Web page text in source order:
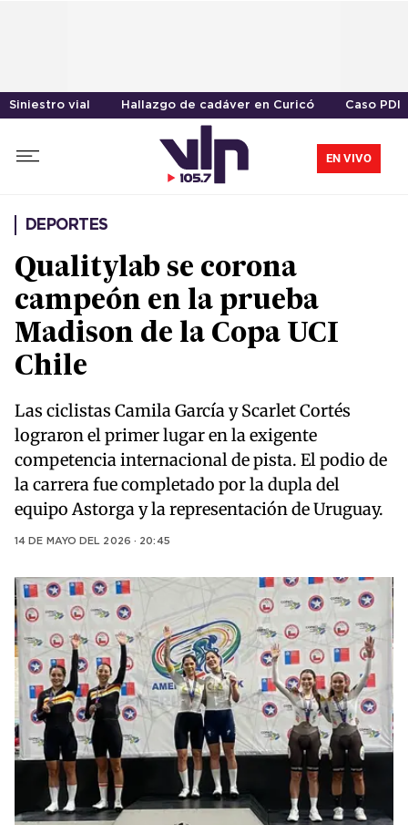
Siniestro vial Hallazgo de cadáver en Curicó Caso PDI
EN VIVO
DEPORTES
Qualitylab se corona
campeón en la prueba
Madison de la Copa UCI
Chile
Las ciclistas Camila García y Scarlet Cortés
lograron el primer lugar en la exigente
competencia internacional de pista. El podio de
la carrera fue completado por la dupla del
equipo Astorga y la representación de Uruguay.
14 DE MAYO DEL 2026 · 20:45